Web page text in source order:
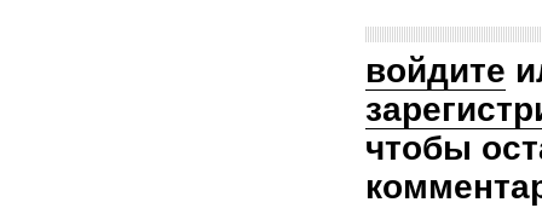
войдите
чтобы